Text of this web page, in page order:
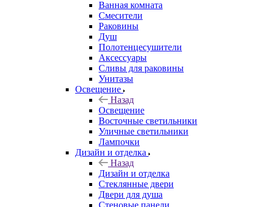
Ванная комната
Смесители
Раковины
Душ
Полотенцесушители
Аксессуары
Сливы для раковины
Унитазы
Освещение
Назад
Освещение
Восточные светильники
Уличные светильники
Лампочки
Дизайн и отделка
Назад
Дизайн и отделка
Стеклянные двери
Двери для душа
Стеновые панели